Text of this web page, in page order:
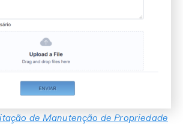
de Manutenção de Propriedade